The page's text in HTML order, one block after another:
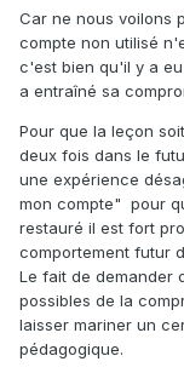
Car ne nous voilons
compte non utilisé
c'est bien qu'il y a eu
a entraîné sa
Pour que la leçon
deux fois dans le
une expérience
mon compte" pour
restauré il est fort
comportement futur
Le fait de demander
possibles de la
laisser mariner un
pédagogique.